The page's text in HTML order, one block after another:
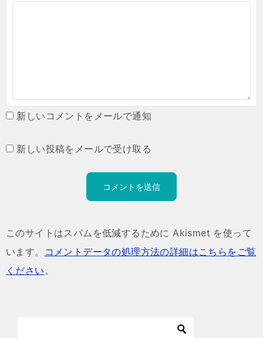
新しいコメントをメールで通知
新しい投稿をメールで受け取る
このサイトはスパムを低減するために Akismet を使って
います。
コメントデータの処理方法の詳細はこちらをご覧
ください。